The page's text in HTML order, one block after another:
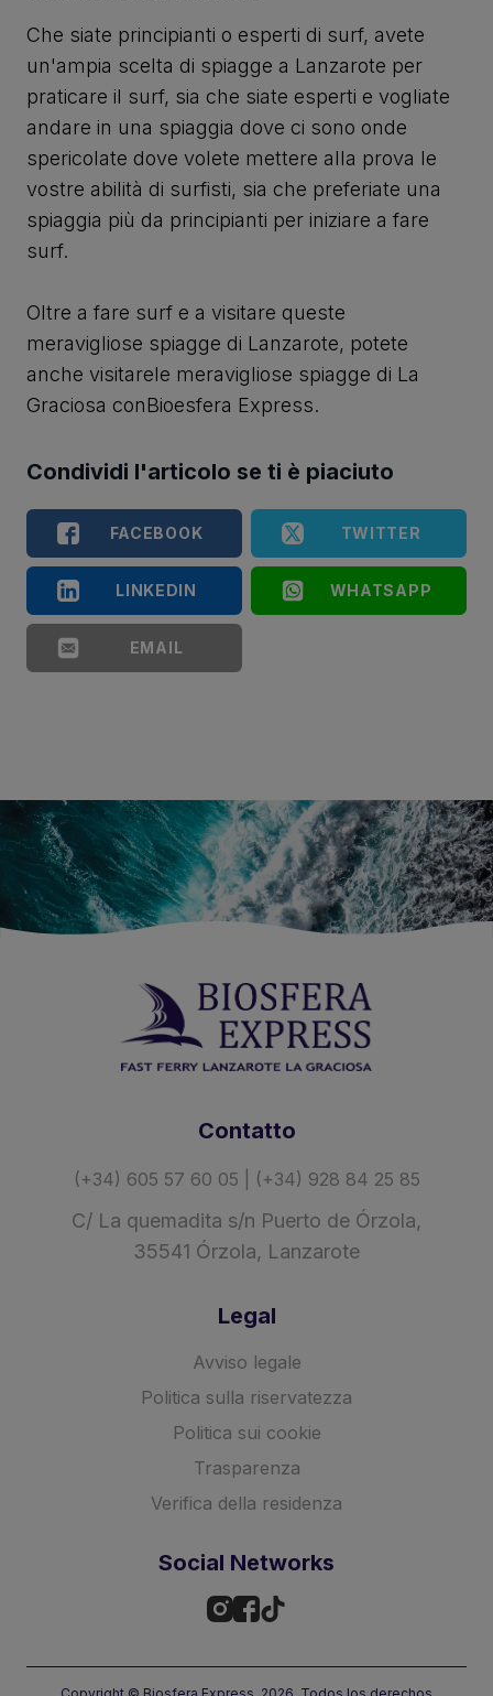
Che siate principianti o esperti di surf, avete
un'ampia scelta di spiagge a Lanzarote per
praticare il surf, sia che siate esperti e vogliate
andare in una spiaggia dove ci sono onde
spericolate dove volete mettere alla prova le
vostre abilità di surfisti, sia che preferiate una
spiaggia più da principianti per iniziare a fare
surf.
Oltre a fare surf e a visitare queste
meravigliose spiagge di Lanzarote, potete
anche visitarele meravigliose spiagge di La
Graciosa conBioesfera Express.
Condividi l'articolo se ti è piaciuto
FACEBOOK TWITTER
LINKEDIN WHATSAPP
EMAIL
Contatto
(+34) 605 57 60 05 | (+34) 928 84 25 85
C/ La quemadita s/n Puerto de Órzola,
35541 Órzola, Lanzarote
Legal
Avviso legale
Politica sulla riservatezza
Politica sui cookie
Trasparenza
Verifica della residenza
Social Networks